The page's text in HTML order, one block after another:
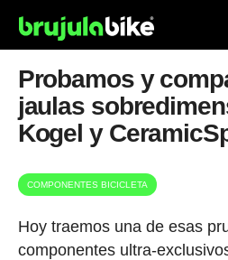
Probamos y
jaulas
Kogel y
COMPONENTES BICICLETA
Hoy traemos una de esas
componentes ultra-